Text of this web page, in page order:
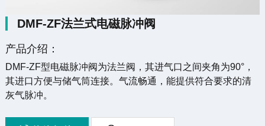
DMF-ZF法兰式电磁脉冲阀
产品介绍：
DMF-ZF型电磁脉冲阀为法兰阀，其进气口之间夹角为90°，
其进口方便与储气筒连接。气流畅通，能提供符合要求的清
灰气脉冲。